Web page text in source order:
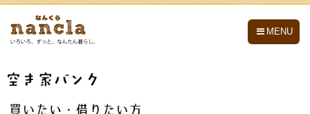
MENU